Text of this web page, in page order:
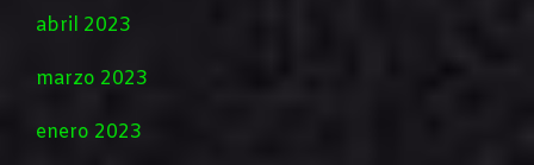
abril 2023
marzo 2023
enero 2023